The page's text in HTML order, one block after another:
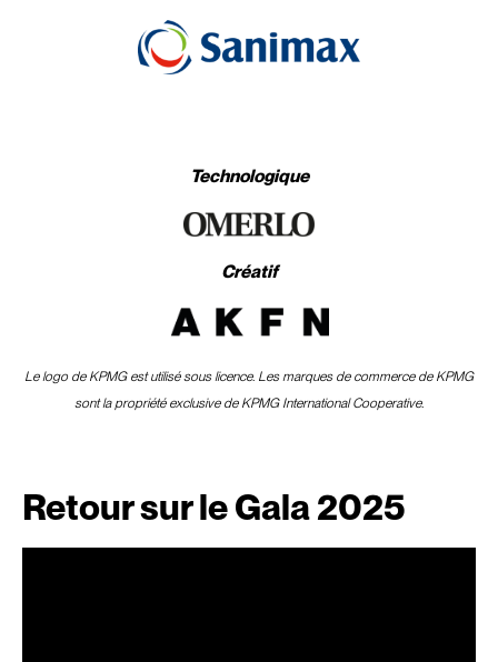
Technologique
Créatif
Le logo de KPMG est utilisé sous licence. Les marques de commerce de KPMG
sont la propriété exclusive de KPMG International Cooperative.
Retour sur le Gala 2025